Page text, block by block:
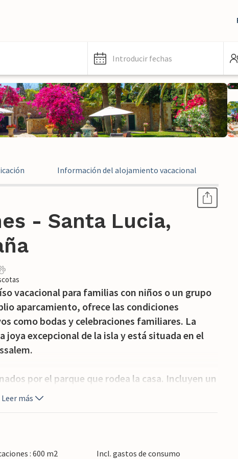
Introducir fechas
Información del alojamiento vacacional
- Santa Lucia,
vacacional para familias con niños o un grupo
aparcamiento, ofrece las condiciones
como bodas y celebraciones familiares. La
joya excepcional de la isla y está situada en el
por el parque que rodea la casa. Incluyen un
picaderos, garajes y una pequeña y
subrayan el carácter encantador de esta
de almendros, así como de naranjos,
Leer más
: 600 m2
Incl. gastos de consumo